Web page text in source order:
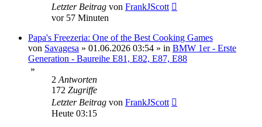
Letzter Beitrag von FrankJScott
vor 57 Minuten
Papa's Freezeria: One of the Best Cooking Games
von Savagesa » 01.06.2026 03:54 » in BMW 1er - Erste
Generation - Baureihe E81, E82, E87, E88
»
2 Antworten
172 Zugriffe
Letzter Beitrag von FrankJScott
Heute 03:15